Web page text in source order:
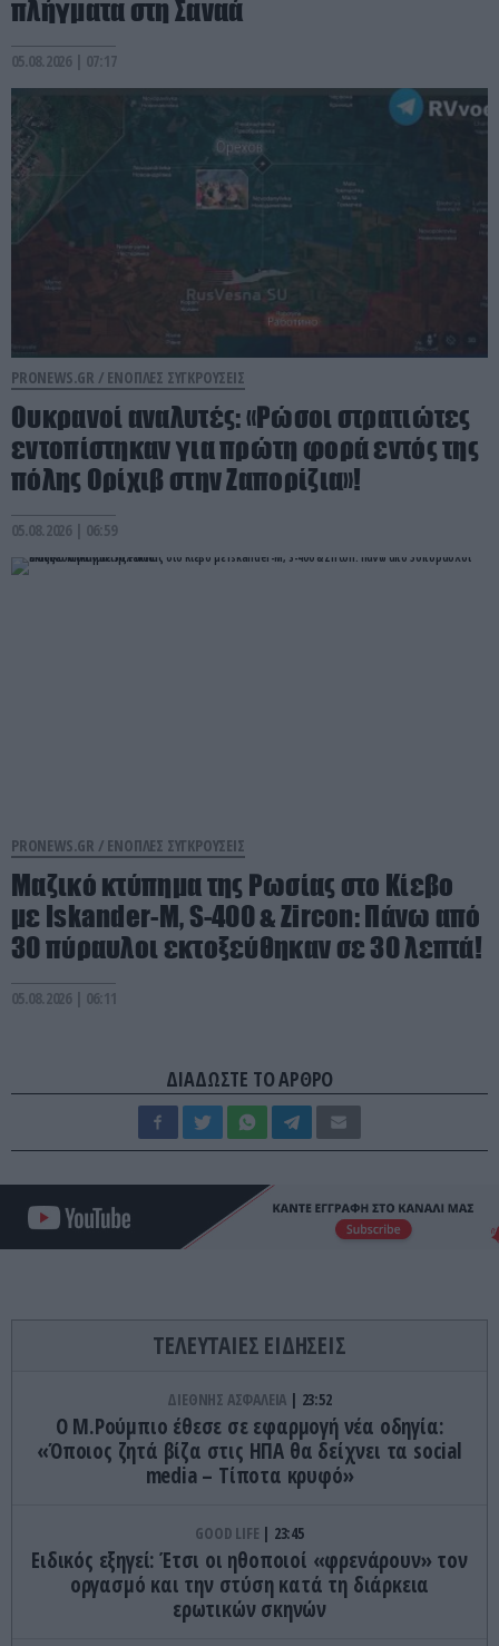
πλήγματα στη Σαναά
05.08.2026 | 07:17
PRONEWS.GR / ΕΝΟΠΛΕΣ ΣΥΓΚΡΟΥΣΕΙΣ
Ουκρανοί αναλυτές: «Ρώσοι στρατιώτες
εντοπίστηκαν για πρώτη φορά εντός της
πόλης Ορίχιβ στην Ζαπορίζια»!
05.08.2026 | 06:59
PRONEWS.GR / ΕΝΟΠΛΕΣ ΣΥΓΚΡΟΥΣΕΙΣ
Μαζικό κτύπημα της Ρωσίας στο Κίεβο
με Iskander-Μ, S-400 & Zircon: Πάνω από
30 πύραυλοι εκτοξεύθηκαν σε 30 λεπτά!
05.08.2026 | 06:11
ΔΙΑΔΩΣΤΕ ΤΟ ΑΡΘΡΟ
ΤΕΛΕΥΤΑΙΕΣ ΕΙΔΗΣΕΙΣ
ΔΙΕΘΝΗΣ ΑΣΦΑΛΕΙΑ 23:52
Ο Μ.Ρούμπιο έθεσε σε εφαρμογή νέα οδηγία:
«Όποιος ζητά βίζα στις ΗΠΑ θα δείχνει τα social
media – Τίποτα κρυφό»
GOOD LIFE 23:45
Ειδικός εξηγεί: Έτσι οι ηθοποιοί «φρενάρουν» τον
οργασμό και την στύση κατά τη διάρκεια
ερωτικών σκηνών